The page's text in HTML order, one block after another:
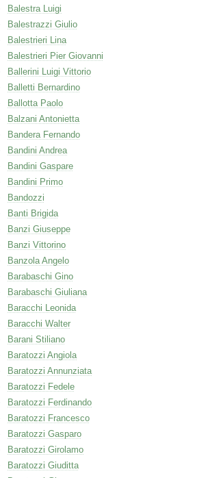
Balestra Luigi
Balestrazzi Giulio
Balestrieri Lina
Balestrieri Pier Giovanni
Ballerini Luigi Vittorio
Balletti Bernardino
Ballotta Paolo
Balzani Antonietta
Bandera Fernando
Bandini Andrea
Bandini Gaspare
Bandini Primo
Bandozzi
Banti Brigida
Banzi Giuseppe
Banzi Vittorino
Banzola Angelo
Barabaschi Gino
Barabaschi Giuliana
Baracchi Leonida
Baracchi Walter
Barani Stiliano
Baratozzi Angiola
Baratozzi Annunziata
Baratozzi Fedele
Baratozzi Ferdinando
Baratozzi Francesco
Baratozzi Gasparo
Baratozzi Girolamo
Baratozzi Giuditta